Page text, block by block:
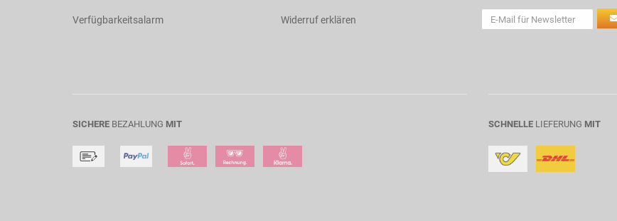
Verfügbarkeitsalarm Widerruf erklären
SICHERE BEZAHLUNG MIT SCHNELLE LIEFERUNG MIT